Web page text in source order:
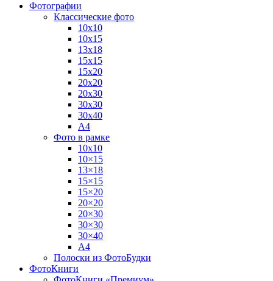
Фотографии
Классические фото
10х10
10х15
13х18
15х15
15х20
20х20
20х30
30х30
30х40
А4
Фото в рамке
10х10
10×15
13×18
15×15
15×20
20×20
20×30
30×30
30×40
A4
Полоски из ФотоБудки
ФотоКниги